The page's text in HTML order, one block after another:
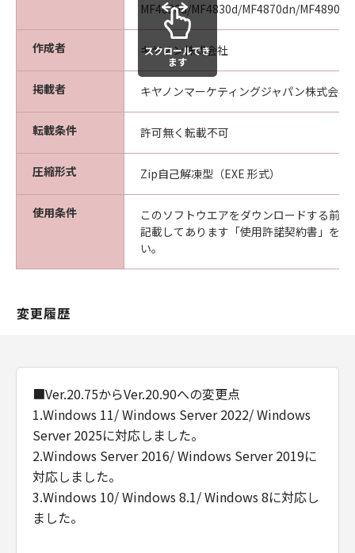
The Software is a "commercial item," as that
term is defined at 48 C.F.R. 2.101 (Oct 1995),
consisting of "commercial computer
software" and "commercial computer
software documentation," as such terms are
used in 48 C.F.R. 12.212 (Sept 1995).
Consistent with 48 C.F.R. 12.212 and 48 C.F.R.
227.7202-1 through 227.7202-4 (June 1995),
all U.S. Government End Users shall acquire
the Software with only those rights set forth
herein. Manufacturer is Canon Inc./30-2,
Shimomaruko 3-chome, Ohta-ku, Tokyo 146-
本条項中で使用される"the Software"とは、本
味し、指し示すものとします。
９．分離可能性
律により無効であると決定された場合でも、そ
す。
以上
キヤノン株式会社
MF4820d/MF4830d/MF4870dn/MF4890dw
作成者 キヤノン株式会社
掲載者 キヤノンマーケティングジャパン株式会社
転載条件 許可無く転載不可
圧縮形式 Zip自己解凍型（EXE 形式）
使用条件
このソフトウエアをダウンロードする前
記載してあります「使用許諾契約書」を
い。
スクロールでき
ます
変更履歴
■Ver.20.75からVer.20.90への変更点
1.Windows 11/ Windows Server 2022/ Windows
Server 2025に対応しました。
2.Windows Server 2016/ Windows Server 2019に
対応しました。
3.Windows 10/ Windows 8.1/ Windows 8に対応し
ました。